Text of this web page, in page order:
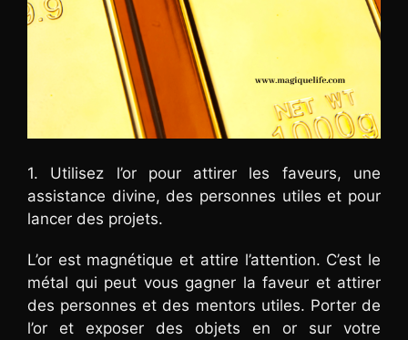
1. Utilisez l’or pour attirer les faveurs, une
assistance divine, des personnes utiles et pour
lancer des projets.
L’or est magnétique et attire l’attention. C’est le
métal qui peut vous gagner la faveur et attirer
des personnes et des mentors utiles. Porter de
l’or et exposer des objets en or sur votre